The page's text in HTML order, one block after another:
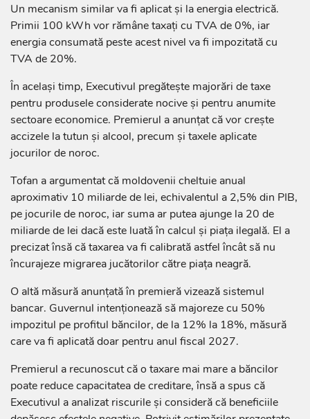
Un mecanism similar va fi aplicat și la energia electrică.
Primii 100 kWh vor rămâne taxați cu TVA de 0%, iar
energia consumată peste acest nivel va fi impozitată cu
TVA de 20%.
În același timp, Executivul pregătește majorări de taxe
pentru produsele considerate nocive și pentru anumite
sectoare economice. Premierul a anunțat că vor crește
accizele la tutun și alcool, precum și taxele aplicate
jocurilor de noroc.
Tofan a argumentat că moldovenii cheltuie anual
aproximativ 10 miliarde de lei, echivalentul a 2,5% din PIB,
pe jocurile de noroc, iar suma ar putea ajunge la 20 de
miliarde de lei dacă este luată în calcul și piața ilegală. El a
precizat însă că taxarea va fi calibrată astfel încât să nu
încurajeze migrarea jucătorilor către piața neagră.
O altă măsură anunțată în premieră vizează sistemul
bancar. Guvernul intenționează să majoreze cu 50%
impozitul pe profitul băncilor, de la 12% la 18%, măsură
care va fi aplicată doar pentru anul fiscal 2027.
Premierul a recunoscut că o taxare mai mare a băncilor
poate reduce capacitatea de creditare, însă a spus că
Executivul a analizat riscurile și consideră că beneficiile